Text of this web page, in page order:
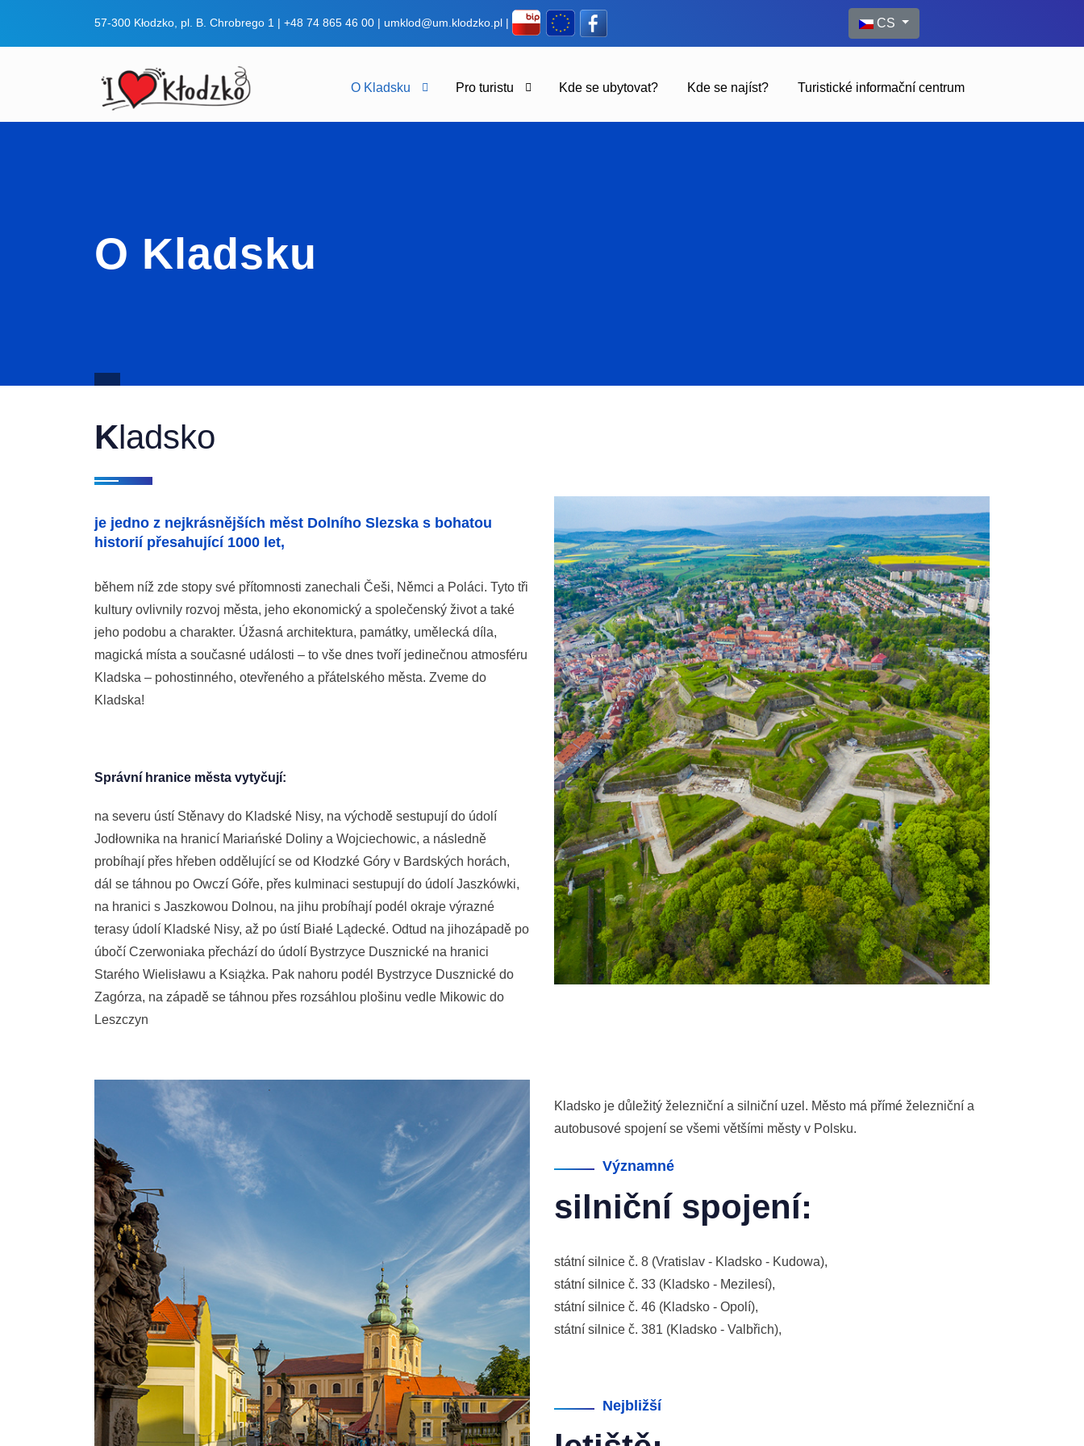
57-300 Kłodzko, pl. B. Chrobrego 1 | +48 74 865 46 00 | umklod@um.klodzko.pl | Zvolte jazyk
CS
O Kladsku Pro turistu Kde se ubytovat? Kde se najíst? Turistické informační centrum
O Kladsku
Kladsko
je jedno z nejkrásnějších měst Dolního Slezska s bohatou
historií přesahující 1000 let,
během níž zde stopy své přítomnosti zanechali Češi, Němci a Poláci. Tyto tři
kultury ovlivnily rozvoj města, jeho ekonomický a společenský život a také
jeho podobu a charakter. Úžasná architektura, památky, umělecká díla,
magická místa a současné události – to vše dnes tvoří jedinečnou atmosféru
Kladska – pohostinného, otevřeného a přátelského města. Zveme do
Kladska!
Správní hranice města vytyčují:
na severu ústí Stěnavy do Kladské Nisy, na východě sestupují do údolí
Jodłownika na hranicí Mariańské Doliny a Wojciechowic, a následně
probíhají přes hřeben oddělující se od Kłodzké Góry v Bardských horách,
dál se táhnou po Owczí Góře, přes kulminaci sestupují do údolí Jaszkówki,
na hranici s Jaszkowou Dolnou, na jihu probíhají podél okraje výrazné
terasy údolí Kladské Nisy, až po ústí Białé Lądecké. Odtud na jihozápadě po
úbočí Czerwoniaka přechází do údolí Bystrzyce Dusznické na hranici
Starého Wielisławu a Książka. Pak nahoru podél Bystrzyce Dusznické do
Zagórza, na západě se táhnou přes rozsáhlou plošinu vedle Mikowic do
Leszczyn
Kladsko je důležitý železniční a silniční uzel. Město má přímé železniční a
autobusové spojení se všemi většími městy v Polsku.
Významné
silniční spojení:
státní silnice č. 8 (Vratislav - Kladsko - Kudowa),
státní silnice č. 33 (Kladsko - Mezilesí),
státní silnice č. 46 (Kladsko - Opolí),
státní silnice č. 381 (Kladsko - Valbřich),
Nejbližší